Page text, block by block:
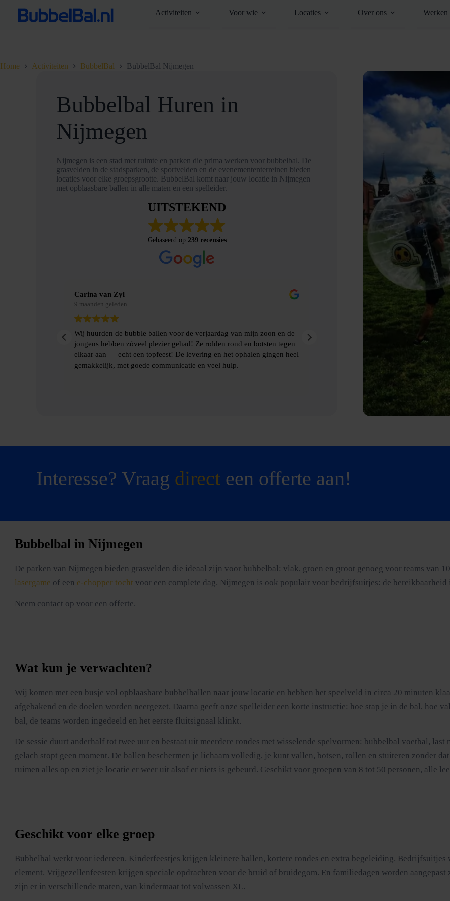
Activiteiten Voor wie Locaties Over ons Werken
Home Activiteiten BubbelBal BubbelBal Nijmegen
Bubbelbal Huren in
Nijmegen
Nijmegen is een stad met ruimte en parken die prima werken voor bubbelbal. De
grasvelden in de stadsparken, de sportvelden en de evenemententerreinen bieden
locaties voor elke groepsgrootte. BubbelBal komt naar jouw locatie in Nijmegen
met opblaasbare ballen in alle maten en een spelleider.
UITSTEKEND
Gebaseerd op 239 recensies
Merel Bosman
9 maanden geleden
Wij hebben met vriendenweekend gebruik gemaakt van Bubbelbal, een
hilarische ervaring!!
Heel fijn contact gehad over de levering en het ophalen van de
kwamen de afspraken prima na.
Interesse? Vraag direct een offerte aan!
Bubbelbal in Nijmegen
De parken van Nijmegen bieden grasvelden die ideaal zijn voor bubbelbal: vlak, groen en groot genoeg voor teams van
lasergame of een e-chopper tocht voor een complete dag. Nijmegen is ook populair voor bedrijfsuitjes: de
Neem contact op voor een offerte.
Wat kun je verwachten?
Wij komen met een busje vol opblaasbare bubbelballen naar jouw locatie en hebben het speelveld in circa 20 minuten
afgebakend en de doelen worden neergezet. Daarna geeft onze spelleider een korte instructie: hoe stap je in de bal, hoe
bal, de teams worden ingedeeld en het eerste fluitsignaal klinkt.
De sessie duurt anderhalf tot twee uur en bestaat uit meerdere rondes met wisselende spelvormen: bubbelbal voetbal,
gelach stopt geen moment. De ballen beschermen je lichaam volledig, je kunt vallen, botsen, rollen en stuiteren zonder
ruimen alles op en ziet je locatie er weer uit alsof er niets is gebeurd. Geschikt voor groepen van 8 tot 50 personen, alle
Geschikt voor elke groep
Bubbelbal werkt voor iedereen. Kinderfeestjes krijgen kleinere ballen, kortere rondes en extra begeleiding. Bedrijfsuitjes
element. Vrijgezellenfeesten krijgen speciale opdrachten voor de bruid of bruidegom. En familiedagen worden
zijn er in verschillende maten, van kindermaat tot volwassen XL.